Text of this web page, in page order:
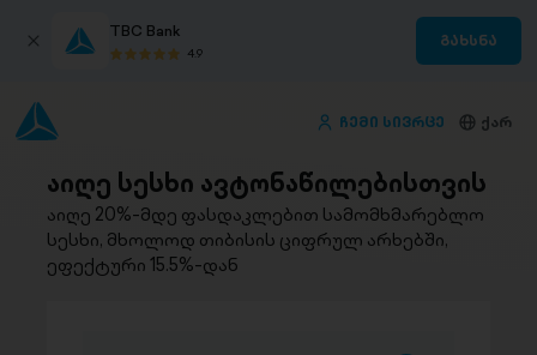
TBC Bank
4.9
გახსნა
ჩემი სივრცე ქარ
აიღე სესხი ავტონაწილებისთვის
აიღე 20%-მდე ფასდაკლებით სამომხმარებლო
სესხი, მხოლოდ თიბისის ციფრულ არხებში,
ეფექტური 15.5%-დან